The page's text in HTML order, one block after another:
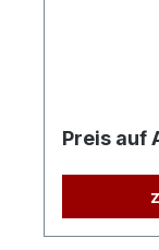
Preis auf